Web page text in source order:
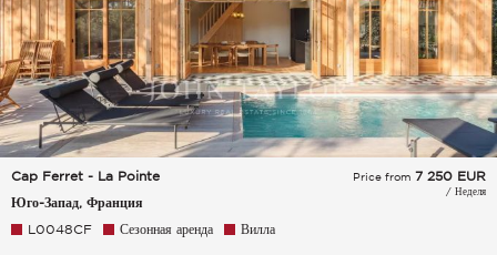
Cap Ferret - La Pointe
Юго-Запад, Франция
Price from 7 250 EUR
/ Неделя
L0048CF Сезонная аренда Вилла